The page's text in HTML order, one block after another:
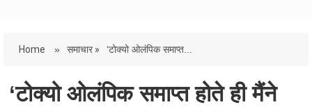
Home » समाचार » ‘टोक्यो ओलंपिक समाप्त...
‘टोक्यो ओलंपिक समाप्त होते ही मैंने